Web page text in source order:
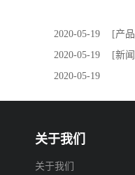
2020-05-19 [产
2020-05-19 [新
2020-05-19
关于我们
关于我们